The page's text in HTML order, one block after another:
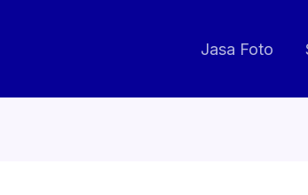
Jasa Foto